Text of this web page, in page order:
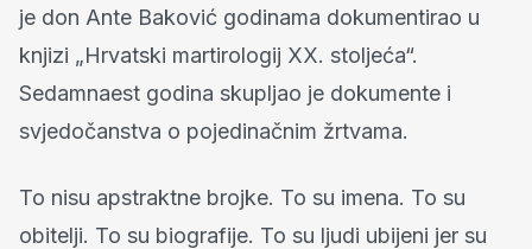
je don Ante Baković godinama dokumentirao u
knjizi „Hrvatski martirologij XX. stoljeća“.
Sedamnaest godina skupljao je dokumente i
svjedočanstva o pojedinačnim žrtvama.
To nisu apstraktne brojke. To su imena. To su
obitelji. To su biografije. To su ljudi ubijeni jer su